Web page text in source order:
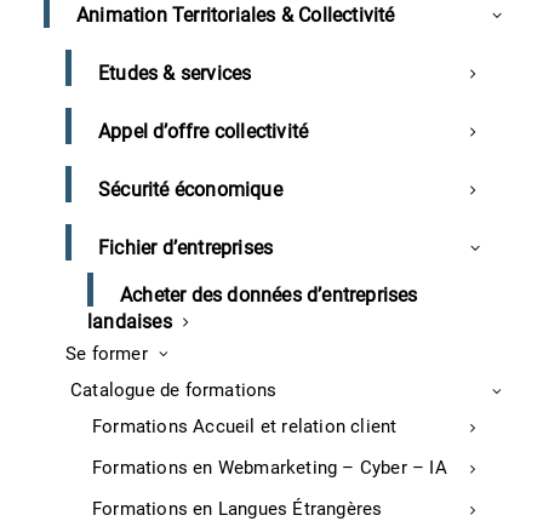
Animation Territoriales & Collectivité
Etudes & services
Appel d’offre collectivité
Sécurité économique
Fichier d’entreprises
Acheter des données d’entreprises
landaises
Se former
Catalogue de formations
Formations Accueil et relation client
Formations en Webmarketing – Cyber – IA
Formations en Langues Étrangères
réunion d’information. Minimum 2 participants.
Suite à cette réunion, nous vous transmettrons un
lien vers notre support d’animation
d’information« Réussir sa création
ou reprise d’entreprise »
Gratuit